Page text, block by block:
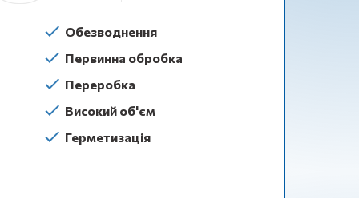
Обезводнення
Первинна обробка
Переробка
Високий об'єм
Герметизація